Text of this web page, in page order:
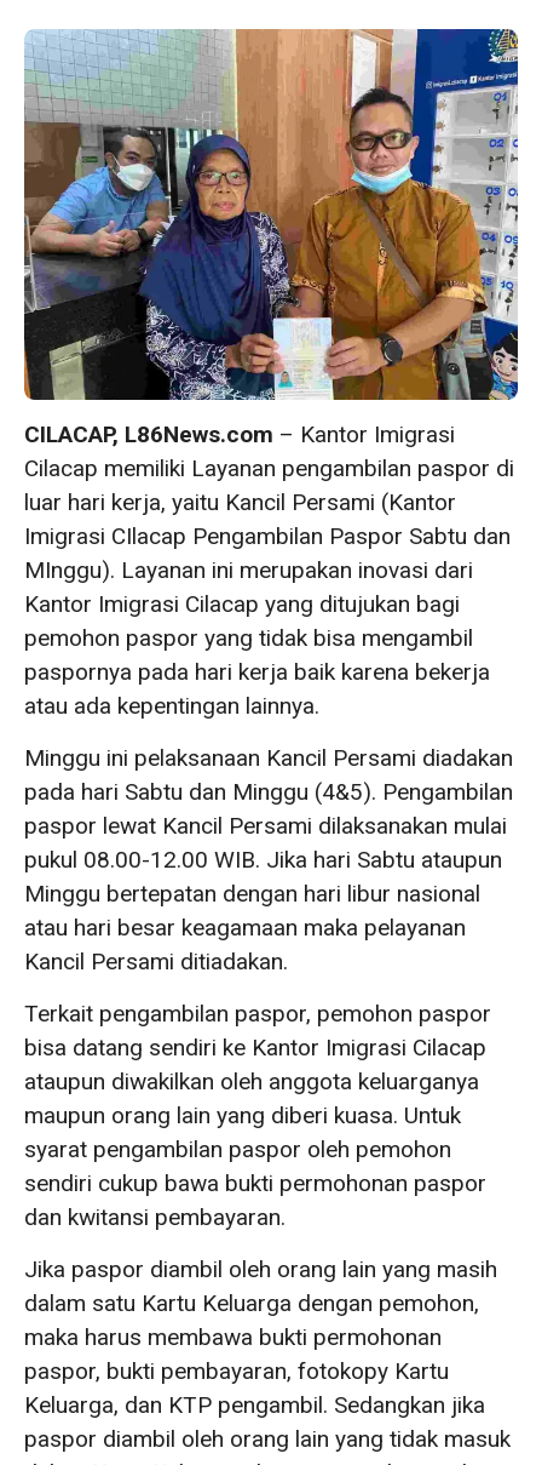
CILACAP, L86News.com – Kantor Imigrasi
Cilacap memiliki Layanan pengambilan paspor di
luar hari kerja, yaitu Kancil Persami (Kantor
Imigrasi CIlacap Pengambilan Paspor Sabtu dan
MInggu). Layanan ini merupakan inovasi dari
Kantor Imigrasi Cilacap yang ditujukan bagi
pemohon paspor yang tidak bisa mengambil
paspornya pada hari kerja baik karena bekerja
atau ada kepentingan lainnya.
Minggu ini pelaksanaan Kancil Persami diadakan
pada hari Sabtu dan Minggu (4&5). Pengambilan
paspor lewat Kancil Persami dilaksanakan mulai
pukul 08.00-12.00 WIB. Jika hari Sabtu ataupun
Minggu bertepatan dengan hari libur nasional
atau hari besar keagamaan maka pelayanan
Kancil Persami ditiadakan.
Terkait pengambilan paspor, pemohon paspor
bisa datang sendiri ke Kantor Imigrasi Cilacap
ataupun diwakilkan oleh anggota keluarganya
maupun orang lain yang diberi kuasa. Untuk
syarat pengambilan paspor oleh pemohon
sendiri cukup bawa bukti permohonan paspor
dan kwitansi pembayaran.
Jika paspor diambil oleh orang lain yang masih
dalam satu Kartu Keluarga dengan pemohon,
maka harus membawa bukti permohonan
paspor, bukti pembayaran, fotokopy Kartu
Keluarga, dan KTP pengambil. Sedangkan jika
paspor diambil oleh orang lain yang tidak masuk